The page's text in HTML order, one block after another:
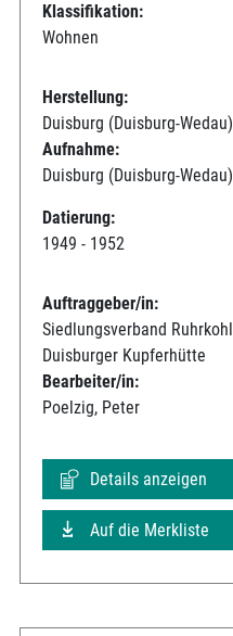
Klassifikation:
Wohnen
Herstellung:
Duisburg (Duisburg-Wedau)
Aufnahme:
Duisburg (Duisburg-Wedau)
Datierung:
1949 - 1952
Auftraggeber/in:
Siedlungsverband
Duisburger Kupferhütte
Bearbeiter/in:
Poelzig, Peter
Details anzeigen
Auf die Merkliste